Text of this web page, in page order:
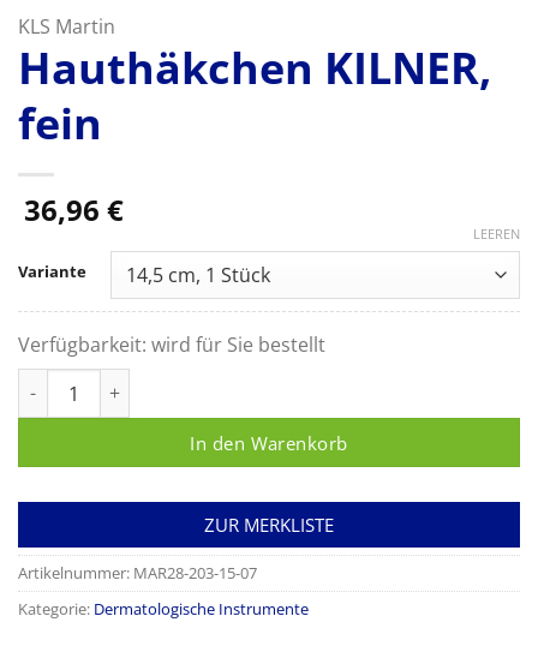
KLS Martin
Hauthäkchen KILNER,
fein
36,96 €
Variante
LEEREN
Verfügbarkeit: wird für Sie bestellt
In den Warenkorb
ZUR MERKLISTE
Artikelnummer: MAR28-203-15-07
Kategorie: Dermatologische Instrumente